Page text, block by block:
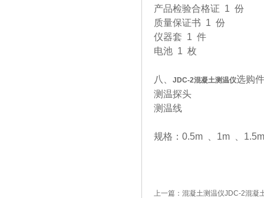
产品检验合格证 1 份
质量保证书 1 份
仪器套 1 件
电池 1 枚
八、 JDC-2混凝土测温仪选购
测温探头
测温线
规格：0.5m 、1m 、
上一篇： 混凝土测温仪JDC-2混凝